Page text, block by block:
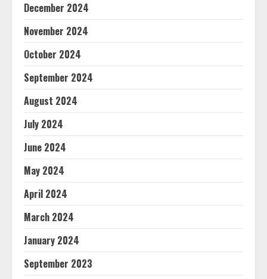
December 2024
November 2024
October 2024
September 2024
August 2024
July 2024
June 2024
May 2024
April 2024
March 2024
January 2024
September 2023